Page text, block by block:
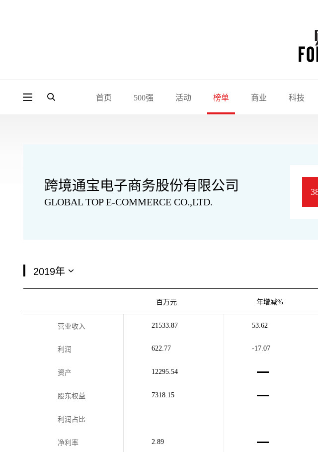
首页 500强 活动 榜单 商业 科技
跨境通宝电子商务股份有限公司
GLOBAL TOP E-COMMERCE CO.,LTD.
百万元 年增减%
营业收入 21533.87 53.62
利润 622.77 -17.07
资产 12295.54
股东权益 7318.15
利润占比
净利率 2.89